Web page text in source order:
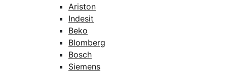
Ariston
Indesit
Beko
Blomberg
Bosch
Siemens